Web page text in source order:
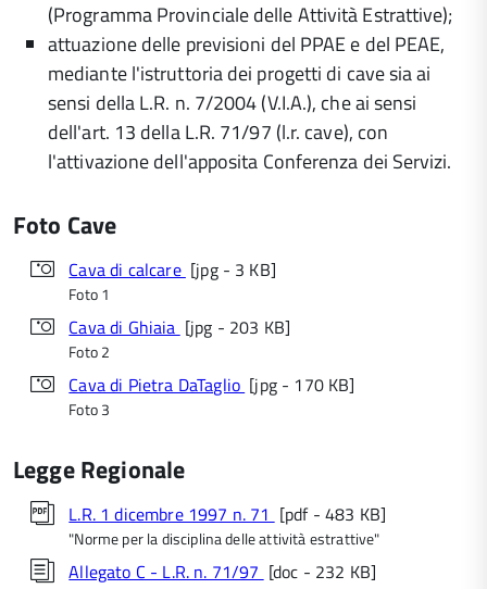
(Programma Provinciale delle Attività Estrattive);
attuazione delle previsioni del PPAE e del PEAE,
mediante l'istruttoria dei progetti di cave sia ai
sensi della L.R. n. 7/2004 (V.I.A.), che ai sensi
dell'art. 13 della L.R. 71/97 (l.r. cave), con
l'attivazione dell'apposita Conferenza dei Servizi.
Foto Cave
Cava di calcare [jpg - 3 KB]
Foto 1
Cava di Ghiaia [jpg - 203 KB]
Foto 2
Cava di Pietra DaTaglio [jpg - 170 KB]
Foto 3
Legge Regionale
L.R. 1 dicembre 1997 n. 71 [pdf - 483 KB]
"Norme per la disciplina delle attività estrattive"
Allegato C - L.R. n. 71/97 [doc - 232 KB]